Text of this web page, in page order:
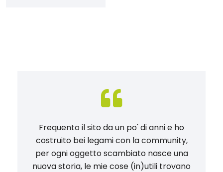
Frequento il sito da un po' di anni e ho
costruito bei legami con la community,
per ogni oggetto scambiato nasce una
nuova storia, le mie cose (in)utili trovano